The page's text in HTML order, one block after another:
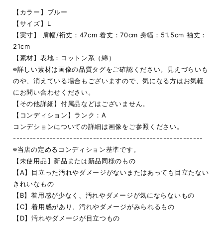
【カラー】ブルー
【サイズ】L
【実寸】 肩幅/裄丈：47cm 着丈：70cm 身幅：51.5cm 袖丈：
21cm
【素材】表地：コットン系（綿）
※詳しい素材は画像の品質タグをご確認ください。見えづらいも
のや、消えている場合もございますので、気になる方はお気軽
にお問い合わせください。
【その他詳細】付属品などはございません。
【コンディション】ランク：A
コンデションについての詳細は画像をご参照ください。
---------------------------------------------------------
※当店の定めるコンディション基準です。
【未使用品】新品または新品同様のもの
【A】目立った汚れやダメージがないまたはあっても目立たない
きれいなもの
【B】着用感が少なく、汚れやダメージが気にならないもの
【C】着用感があり、汚れやダメージがみられるもの
【D】汚れやダメージが目立つもの